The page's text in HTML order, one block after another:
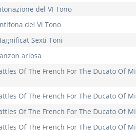
del VI Tono
del VI Tono
Sexti Toni
ariosa
Of The French For The Ducato
Of The French For The Ducato Of
Of The French For The Ducato Of
Of The French For The Ducato Of